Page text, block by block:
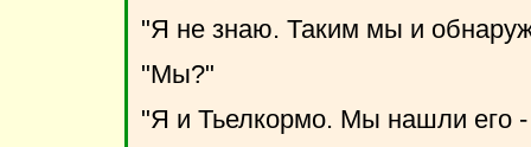
"Я не знаю. Таким мы и
"Мы?"
"Я и Тьелкормо. Мы нашли его